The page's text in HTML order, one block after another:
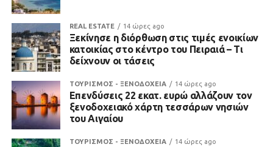
REAL ESTATE 14 ώρες ago
Ξεκίνησε η διόρθωση στις τιμές ενοικίων
κατοικίας στο κέντρο του Πειραιά – Τι
δείχνουν οι τάσεις
ΤΟΥΡΙΣΜΟΣ - ΞΕΝΟΔΟΧΕΙΑ 14 ώρες ago
Επενδύσεις 22 εκατ. ευρώ αλλάζουν τον
ξενοδοχειακό χάρτη τεσσάρων νησιών
του Αιγαίου
ΤΟΥΡΙΣΜΟΣ - ΞΕΝΟΔΟΧΕΙΑ 14 ώρες ago